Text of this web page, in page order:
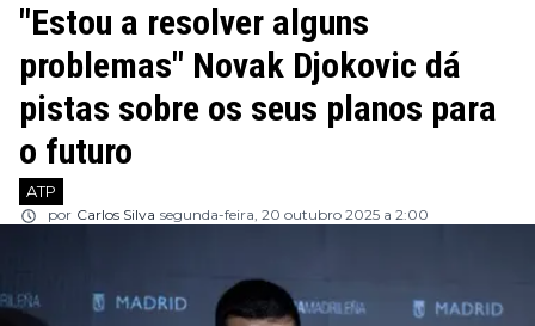
"Estou a resolver alguns
problemas" Novak Djokovic dá
pistas sobre os seus planos para
o futuro
ATP
por Carlos Silva segunda-feira, 20 outubro 2025 a 2:00